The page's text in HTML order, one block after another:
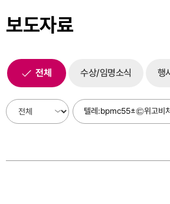
보도자료
전체 수상/임명소식 행